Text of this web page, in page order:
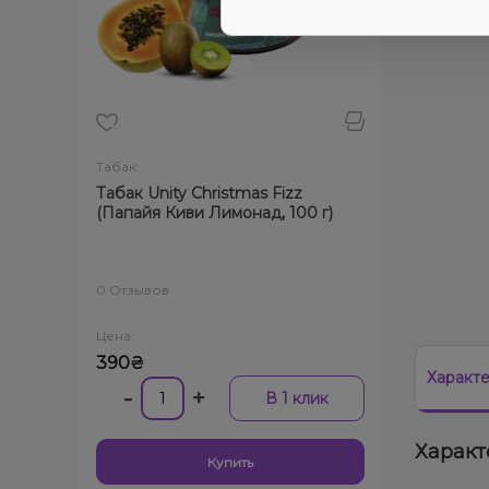
Табак
Табак Unity Christmas Fizz
(Папайя Киви Лимонад, 100 г)
0 Отзывов
Цена:
390₴
- + В 1 клик
Купить